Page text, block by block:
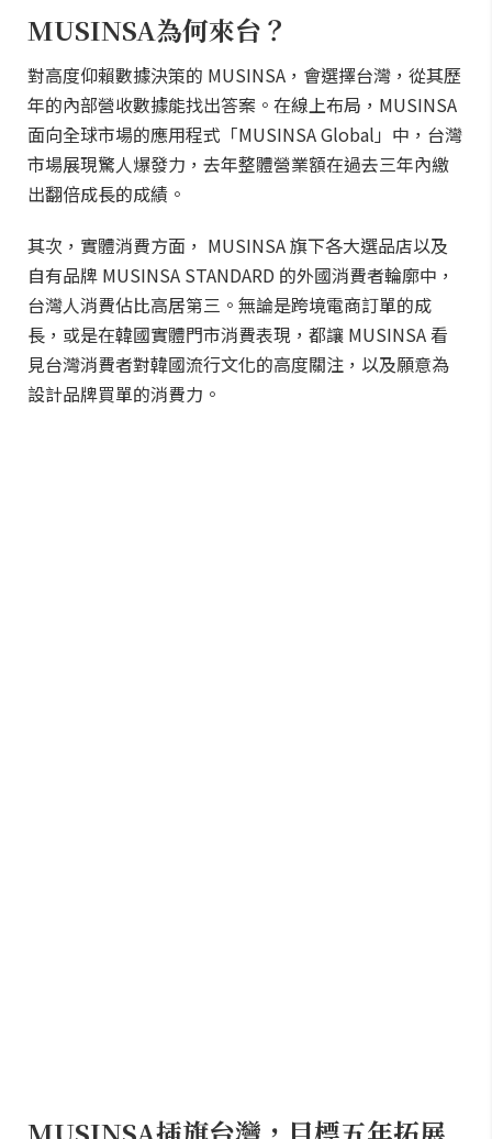
MUSINSA為何來台？
對高度仰賴數據決策的 MUSINSA，會選擇台灣，從其歷
年的內部營收數據能找出答案。在線上布局，MUSINSA
面向全球市場的應用程式「MUSINSA Global」中，台灣
市場展現驚人爆發力，去年整體營業額在過去三年內繳
出翻倍成長的成績。
其次，實體消費方面， MUSINSA 旗下各大選品店以及
自有品牌 MUSINSA STANDARD 的外國消費者輪廓中，
台灣人消費佔比高居第三。無論是跨境電商訂單的成
長，或是在韓國實體門市消費表現，都讓 MUSINSA 看
見台灣消費者對韓國流行文化的高度關注，以及願意為
設計品牌買單的消費力。